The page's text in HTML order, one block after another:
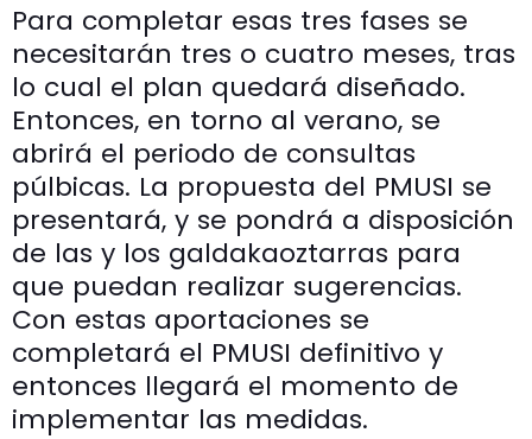
Para completar esas tres fases se
necesitarán tres o cuatro meses, tras
lo cual el plan quedará diseñado.
Entonces, en torno al verano, se
abrirá el periodo de consultas
púlbicas. La propuesta del PMUSI se
presentará, y se pondrá a disposición
de las y los galdakaoztarras para
que puedan realizar sugerencias.
Con estas aportaciones se
completará el PMUSI definitivo y
entonces llegará el momento de
implementar las medidas.